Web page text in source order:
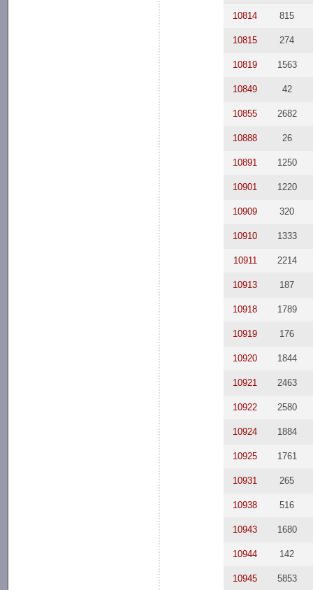
10814 815
10815 274
10819 1563
10849 42
10855 2682
10888 26
10891 1250
10901 1220
10909 320
10910 1333
10911 2214
10913 187
10918 1789
10919 176
10920 1844
10921 2463
10922 2580
10924 1884
10925 1761
10931 265
10938 516
10943 1680
10944 142
10945 5853